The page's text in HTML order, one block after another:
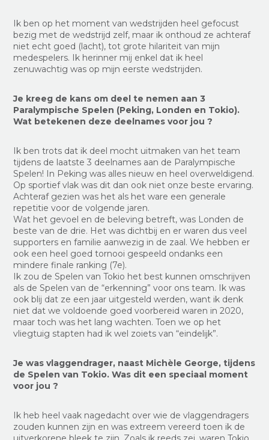
Ik ben op het moment van wedstrijden heel gefocust
bezig met de wedstrijd zelf, maar ik onthoud ze achteraf
niet echt goed (lacht), tot grote hilariteit van mijn
medespelers. Ik herinner mij enkel dat ik heel
zenuwachtig was op mijn eerste wedstrijden.
Je kreeg de kans om deel te nemen aan 3
Paralympische Spelen (Peking, Londen en Tokio).
Wat betekenen deze deelnames voor jou ?
Ik ben trots dat ik deel mocht uitmaken van het team
tijdens de laatste 3 deelnames aan de Paralympische
Spelen! In Peking was alles nieuw en heel overweldigend.
Op sportief vlak was dit dan ook niet onze beste ervaring.
Achteraf gezien was het als het ware een generale
repetitie voor de volgende jaren.
Wat het gevoel en de beleving betreft, was Londen de
beste van de drie. Het was dichtbij en er waren dus veel
supporters en familie aanwezig in de zaal. We hebben er
ook een heel goed tornooi gespeeld ondanks een
mindere finale ranking (7e).
Ik zou de Spelen van Tokio het best kunnen omschrijven
als de Spelen van de “erkenning” voor ons team. Ik was
ook blij dat ze een jaar uitgesteld werden, want ik denk
niet dat we voldoende goed voorbereid waren in 2020,
maar toch was het lang wachten. Toen we op het
vliegtuig stapten had ik wel zoiets van “eindelijk”.
Je was vlaggendrager, naast Michèle George, tijdens
de Spelen van Tokio. Was dit een speciaal moment
voor jou ?
Ik heb heel vaak nagedacht over wie de vlaggendragers
zouden kunnen zijn en was extreem vereerd toen ik de